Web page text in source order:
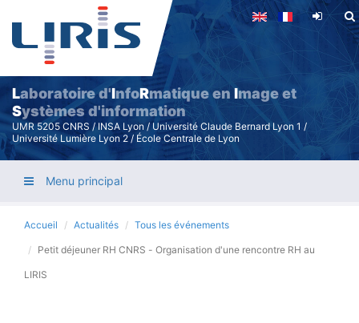
Aller
contenu
principal
Laboratoire d'InfoRmatique en Image et
Systèmes d'information
UMR 5205 CNRS / INSA Lyon / Université Claude Bernard Lyon 1 /
Université Lumière Lyon 2 / École Centrale de Lyon
Menu principal
Accueil Actualités Tous les événements
Petit déjeuner RH CNRS - Organisation d'une rencontre RH au
LIRIS